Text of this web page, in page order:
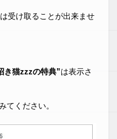
受け取ることが出来ませ
き猫zzzの特典”は表示さ
てください。